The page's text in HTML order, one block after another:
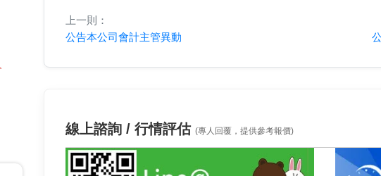
上一則：
公告本公司會計主管異動
線上諮詢 / 行情評估(專人回覆，提供參考報價)